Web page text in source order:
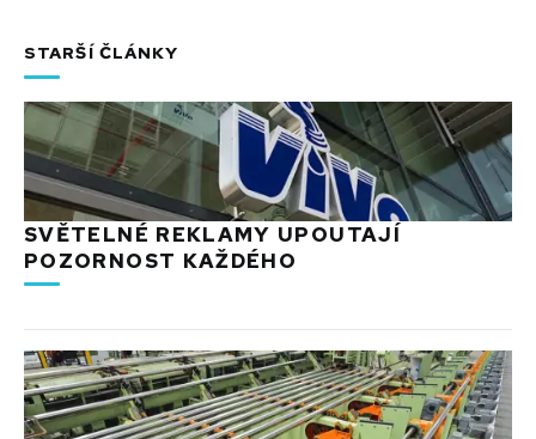
STARŠÍ ČLÁNKY
SVĚTELNÉ REKLAMY UPOUTAJÍ
POZORNOST KAŽDÉHO